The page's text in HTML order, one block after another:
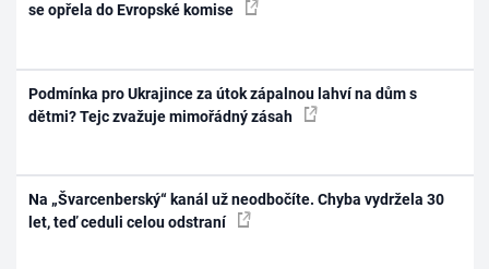
se opřela do Evropské komise
Podmínka pro Ukrajince za útok zápalnou lahví na dům s
dětmi? Tejc zvažuje mimořádný zásah
Na „Švarcenberský“ kanál už neodbočíte. Chyba vydržela 30
let, teď ceduli celou odstraní